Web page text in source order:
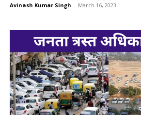
Avinash Kumar Singh - March 16, 2023